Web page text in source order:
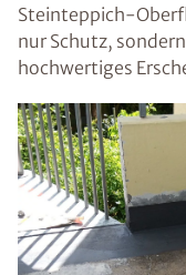
Steinteppich-
nur Schutz,
hochwertiges